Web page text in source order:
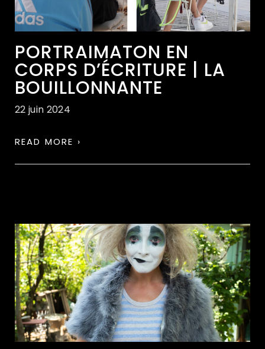
PORTRAIMATON EN
CORPS D’ÉCRITURE | LA
BOUILLONNANTE
22 juin 2024
READ MORE ›